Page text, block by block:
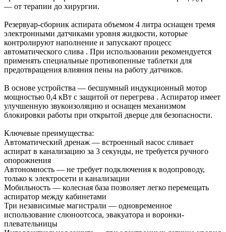
— от терапии до хирургии.
Резервуар-сборник аспирата объемом 4 литра оснащен тремя
электронными датчиками уровня жидкости, которые
контролируют наполнение и запускают процесс
автоматического слива . При использовании рекомендуется
применять специальные противопенные таблетки для
предотвращения влияния пены на работу датчиков.
В основе устройства — бесшумный индукционный мотор
мощностью 0,4 кВт с защитой от перегрева . Аспиратор имеет
улучшенную звукоизоляцию и оснащен механизмом
блокировки работы при открытой дверце для безопасности.
Ключевые преимущества:
Автоматический дренаж — встроенный насос сливает
аспират в канализацию за 3 секунды, не требуется ручного
опорожнения
Автономность — не требует подключения к водопроводу,
только к электросети и канализации
Мобильность — колесная база позволяет легко перемещать
аспиратор между кабинетами
Три независимые магистрали — одновременное
использование слюноотсоса, эвакуатора и воронки-
плевательницы